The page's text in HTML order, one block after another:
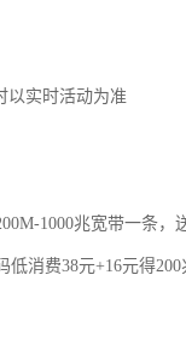
以实时活动为准
1000兆宽带一条，
消费38元+16元得200